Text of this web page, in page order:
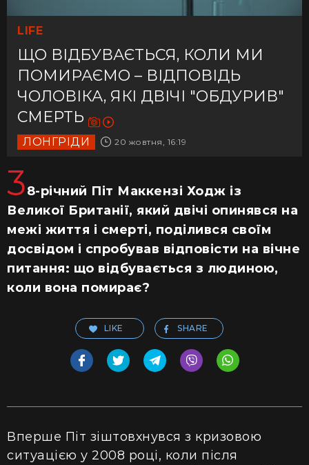
LIFE
ЩО ВІДБУВАЄТЬСЯ, КОЛИ МИ
ПОМИРАЄМО – ВІДПОВІДЬ
ЧОЛОВІКА, ЯКІ ДВІЧІ "ОБДУРИВ"
СМЕРТЬ
ЛОНГРІДИ 20 жовтня, 16:19
38-річний Піт Маккензі Ходж із
Великої Британії, який двічі опинявся на
межі життя і смерті, поділився своїм
досвідом і спробував відповісти на вічне
питання: що відбувається з людиною,
коли вона помирає?
LIKE SHARE
Вперше Піт зіштовхнувся з кризовою
ситуацією у 2008 році, коли після